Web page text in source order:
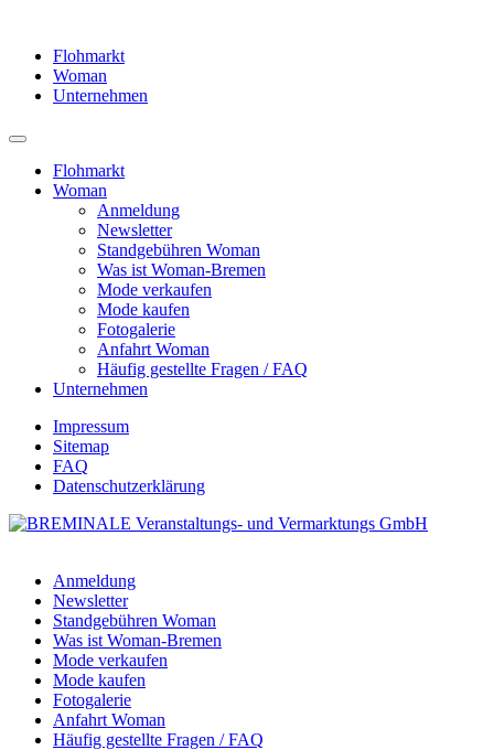
Flohmarkt
Woman
Unternehmen
Flohmarkt
Woman
Anmeldung
Newsletter
Standgebühren Woman
Was ist Woman-Bremen
Mode verkaufen
Mode kaufen
Fotogalerie
Anfahrt Woman
Häufig gestellte Fragen / FAQ
Unternehmen
Impressum
Sitemap
FAQ
Datenschutzerklärung
Anmeldung
Newsletter
Standgebühren Woman
Was ist Woman-Bremen
Mode verkaufen
Mode kaufen
Fotogalerie
Anfahrt Woman
Häufig gestellte Fragen / FAQ